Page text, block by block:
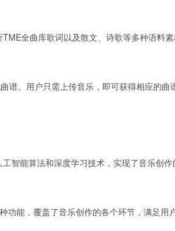
全曲库歌词以及散文、诗歌等多种语料
。用户只需上传音乐，即可获得相应的曲
智能算法和深度学习技术，实现了音乐创作
能，覆盖了音乐创作的各个环节，满足用